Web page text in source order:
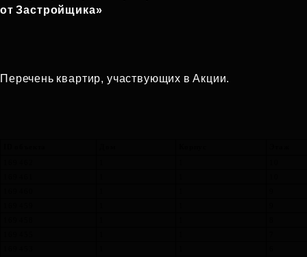
от Застройщика»
Перечень квартир, участвующих в Акции.